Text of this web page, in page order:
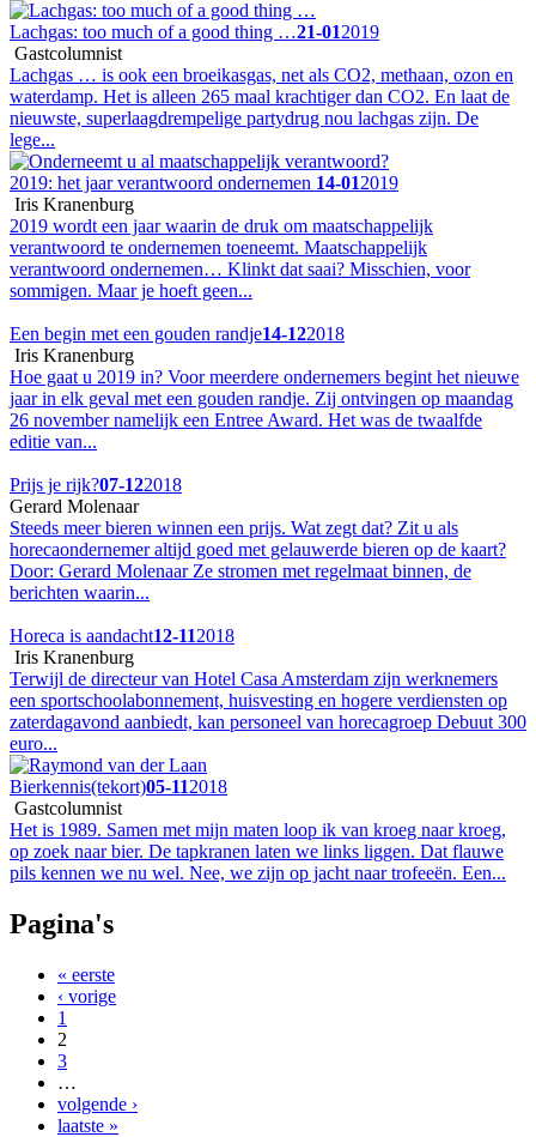
Lachgas: too much of a good thing …21-012019
Gastcolumnist
Lachgas … is ook een broeikasgas, net als CO2, methaan, ozon en
waterdamp. Het is alleen 265 maal krachtiger dan CO2. En laat de
nieuwste, superlaagdrempelige partydrug nou lachgas zijn. De
lege...
2019: het jaar verantwoord ondernemen 14-012019
Iris Kranenburg
2019 wordt een jaar waarin de druk om maatschappelijk
verantwoord te ondernemen toeneemt. Maatschappelijk
verantwoord ondernemen… Klinkt dat saai? Misschien, voor
sommigen. Maar je hoeft geen...
Een begin met een gouden randje14-122018
Iris Kranenburg
Hoe gaat u 2019 in? Voor meerdere ondernemers begint het nieuwe
jaar in elk geval met een gouden randje. Zij ontvingen op maandag
26 november namelijk een Entree Award. Het was de twaalfde
editie van...
Prijs je rijk?07-122018
Gerard Molenaar
Steeds meer bieren winnen een prijs. Wat zegt dat? Zit u als
horecaondernemer altijd goed met gelauwerde bieren op de kaart?
Door: Gerard Molenaar Ze stromen met regelmaat binnen, de
berichten waarin...
Horeca is aandacht12-112018
Iris Kranenburg
​Terwijl de directeur van Hotel Casa Amsterdam zijn werknemers
een sportschoolabonnement, huisvesting en hogere verdiensten op
zaterdagavond aanbiedt, kan personeel van horecagroep Debuut 300
euro...
Bierkennis(tekort)05-112018
Gastcolumnist
Het is 1989. Samen met mijn maten loop ik van kroeg naar kroeg,
op zoek naar bier. De tapkranen laten we links liggen. Dat flauwe
pils kennen we nu wel. Nee, we zijn op jacht naar trofeeën. Een...
Pagina's
« eerste
‹ vorige
1
2
3
…
volgende ›
laatste »